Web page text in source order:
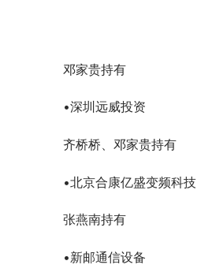
邓家贵持有
•深圳远威投资
齐桥桥、邓家贵持有
•北京合康亿盛变频科技
张燕南持有
•新邮通信设备